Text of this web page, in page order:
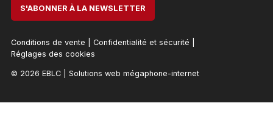
S'ABONNER À LA NEWSLETTER
Conditions de vente Confidentialité et sécurité
Réglages des cookies
© 2026 EBLC| Solutions web mégaphone-internet